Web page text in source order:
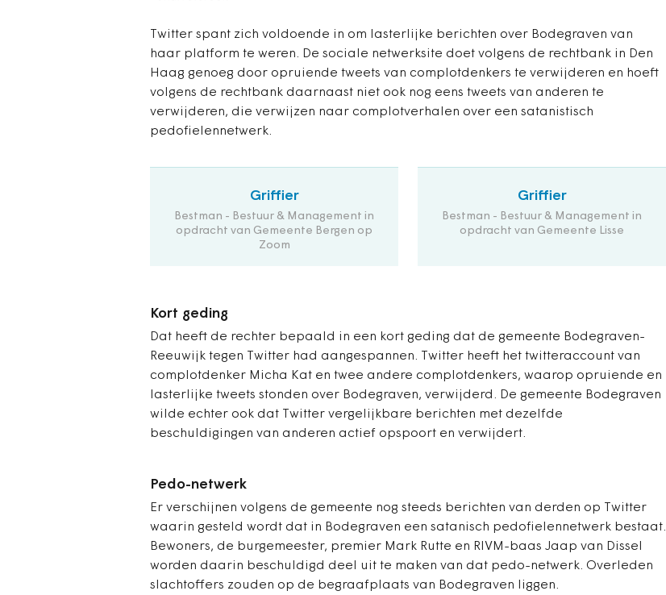
Twitter spant zich voldoende in om lasterlijke berichten over Bodegraven van
haar platform te weren. De sociale netwerksite doet volgens de rechtbank in Den
Haag genoeg door opruiende tweets van complotdenkers te verwijderen en hoeft
volgens de rechtbank daarnaast niet ook nog eens tweets van anderen te
verwijderen, die verwijzen naar complotverhalen over een satanistisch
pedofielennetwerk.
Griffier
Bestman - Bestuur & Management in
opdracht van Gemeente Bergen op
Zoom
Griffier
Bestman - Bestuur & Management in
opdracht van Gemeente Lisse
Kort geding
Dat heeft de rechter bepaald in een kort geding dat de gemeente Bodegraven-
Reeuwijk tegen Twitter had aangespannen. Twitter heeft het twitteraccount van
complotdenker Micha Kat en twee andere complotdenkers, waarop opruiende en
lasterlijke tweets stonden over Bodegraven, verwijderd. De gemeente Bodegraven
wilde echter ook dat Twitter vergelijkbare berichten met dezelfde
beschuldigingen van anderen actief opspoort en verwijdert.
Pedo-netwerk
Er verschijnen volgens de gemeente nog steeds berichten van derden op Twitter
waarin gesteld wordt dat in Bodegraven een satanisch pedofielennetwerk bestaat.
Bewoners, de burgemeester, premier Mark Rutte en RIVM-baas Jaap van Dissel
worden daarin beschuldigd deel uit te maken van dat pedo-netwerk. Overleden
slachtoffers zouden op de begraafplaats van Bodegraven liggen.